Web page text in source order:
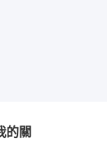
的關